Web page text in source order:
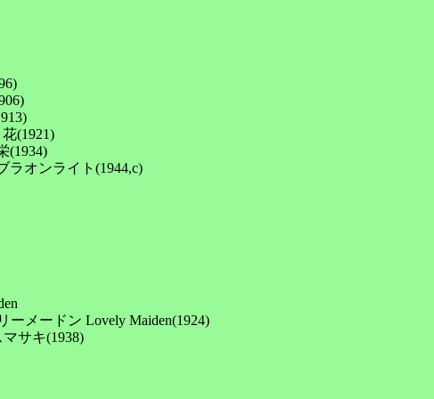
ンライト(1944,c)
ドン Lovely Maiden(1924)
キ(1938)